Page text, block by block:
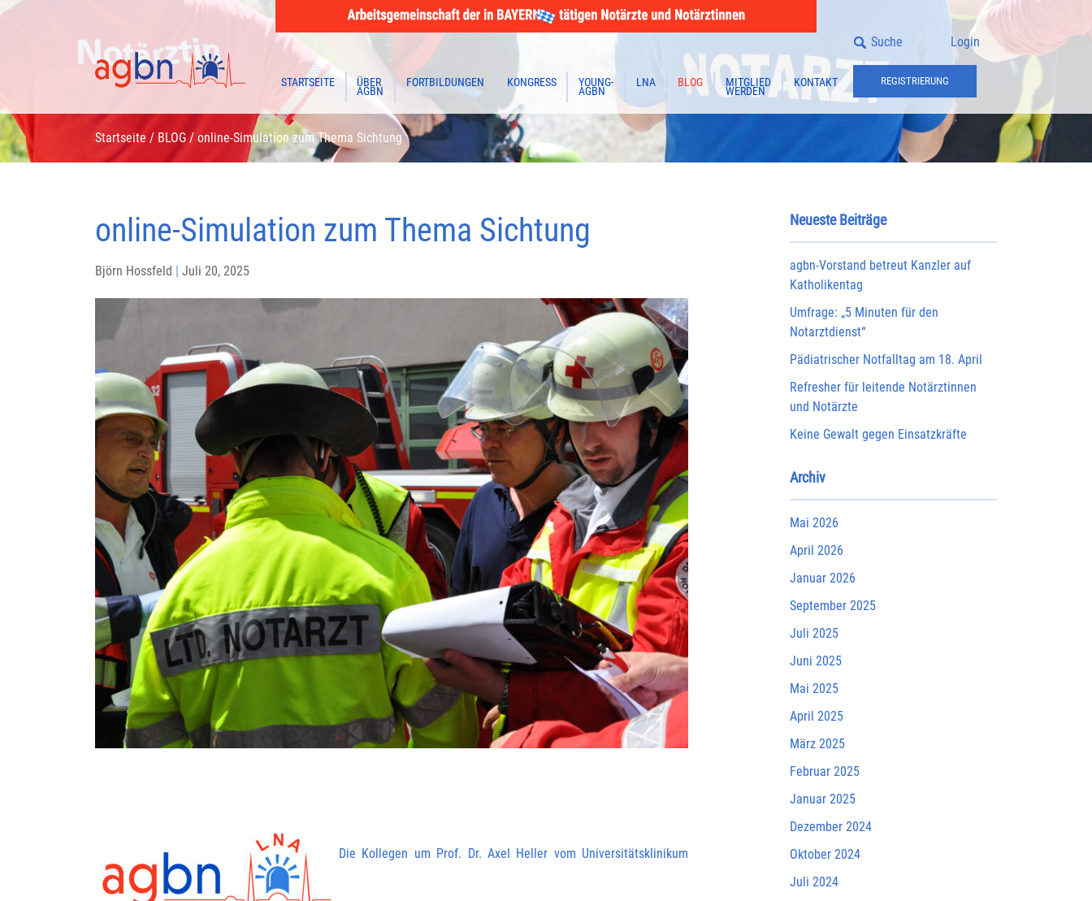
STARTSEITE ÜBER
AGBN
FORTBILDUNGEN KONGRESS YOUNG-
AGBN
LNA BLOG MITGLIED
WERDEN
KONTAKT
Suche Login
REGISTRIERUNG
Startseite / BLOG/ online-Simulation zum Thema Sichtung
online-Simulation zum Thema Sichtung
Björn Hossfeld | Juli 20, 2025
Die Kollegen um Prof. Dr. Axel Heller vom Universitätsklinikum
Neueste Beiträge
agbn-Vorstand betreut Kanzler auf
Katholikentag
Umfrage: „5 Minuten für den
Notarztdienst“
Pädiatrischer Notfalltag am 18. April
Refresher für leitende Notärztinnen
und Notärzte
Keine Gewalt gegen Einsatzkräfte
Archiv
Mai 2026
April 2026
Januar 2026
September 2025
Juli 2025
Juni 2025
Mai 2025
April 2025
März 2025
Februar 2025
Januar 2025
Dezember 2024
Oktober 2024
Juli 2024